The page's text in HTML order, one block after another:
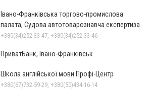
Івано-Франківська торгово-промислова
палата, Судова автотоварознавча експертиза
+380(34)252-33-47, +380(34)252-33-46
ПриватБанк, Івано-Франківськ
Школа англійської мови Профі-Центр
+380(67)732-59-29, +380(50)434-16-14